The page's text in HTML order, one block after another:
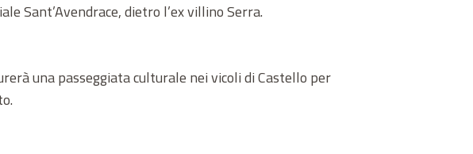
Sant’Avendrace, dietro l’ex villino Serra.
una passeggiata culturale nei vicoli di Castello per